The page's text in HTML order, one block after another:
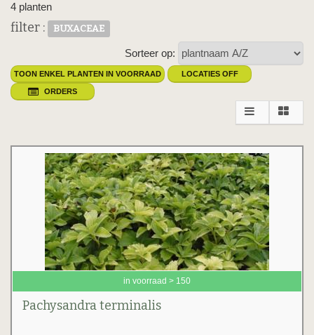
4 planten
filter : BUXACEAE
Sorteer op:
TOON ENKEL PLANTEN IN VOORRAAD LOCATIES OFF
ORDERS
in voorraad > 150
Pachysandra terminalis